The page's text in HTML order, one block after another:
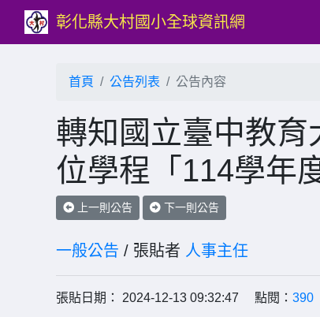
彰化縣大村國小全球資訊網
首頁 公告列表 公告內容
轉知國立臺中教
位學程「114學年
上一則公告 下一則公告
一般公告 / 張貼者 人事主任
張貼日期： 2024-12-13 09:32:47 點閱： 390